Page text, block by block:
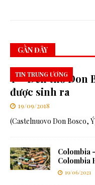
GẦN ĐÂY
Ý – Đền thờ Don
được sinh ra
TIN TRUNG ƯƠNG
19/09/2018
(Castelnuovo Don Bosco,
Colombia
Colombia
19/06/2021